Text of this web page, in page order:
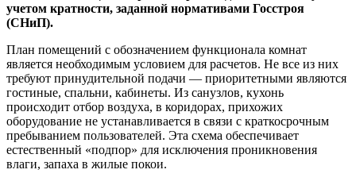
учетом кратности, заданной нормативами Госстроя
(СНиП).
План помещений с обозначением функционала комнат
является необходимым условием для расчетов. Не все из них
требуют принудительной подачи — приоритетными являются
гостиные, спальни, кабинеты. Из санузлов, кухонь
происходит отбор воздуха, в коридорах, прихожих
оборудование не устанавливается в связи с краткосрочным
пребыванием пользователей. Эта схема обеспечивает
естественный «подпор» для исключения проникновения
влаги, запаха в жилые покои.